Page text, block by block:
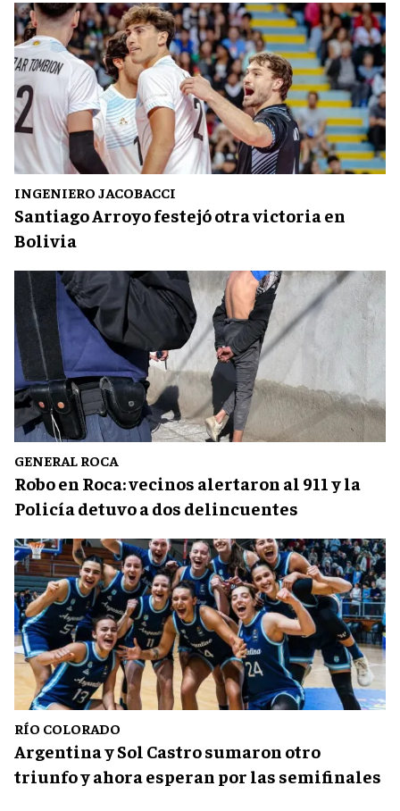
INGENIERO JACOBACCI
Santiago Arroyo festejó otra victoria en
Bolivia
GENERAL ROCA
Robo en Roca: vecinos alertaron al 911 y la
Policía detuvo a dos delincuentes
RÍO COLORADO
Argentina y Sol Castro sumaron otro
triunfo y ahora esperan por las semifinales